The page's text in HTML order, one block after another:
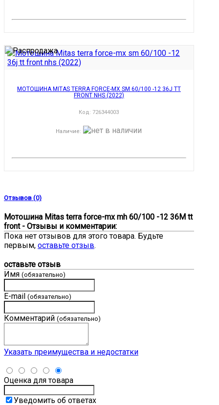
МОТОШИНА MITAS TERRA FORCE-MX SM 60/100 -12 36J TT
FRONT NHS (2022)
Код:726344003
Наличие:
Отзывов (0)
Мотошина Mitas terra force-mx mh 60/100 -12 36M tt
front - Отзывы и комментарии:
Пока нет отзывов для этого товара. Будьте
первым, оставьте отзыв.
оставьте отзыв
Имя (обязательно)
E-mail (обязательно)
Комментарий (обязательно)
Указать преимущества и недостатки
Оценка для товара
Уведомить об ответах